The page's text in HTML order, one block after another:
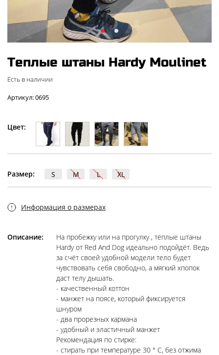
Теплые штаны Hardy Moulinet
Есть в наличии
Артикул: 0695
Цвет:
Размер: S M L XL
Информация о размерах
Описание:
На пробежку или на прогулку , тёплые штаны
Hardy от Red And Dog идеально подойдёт. Ведь
за счёт своей удобной модели тело будет
чувствовать себя свободно, а мягкий хпопок
даст телу дышать.
- качественный коттон
- манжет на поясе, который фиксируется
шнуром
- два прорезных кармана
- удобный и эластичный манжет
Рекомендация по стирке:
- стирать при температуре 30 ° C, без отжима